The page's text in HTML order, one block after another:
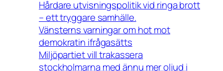
Hårdare utvisningspolitik vid ringa brott
– ett tryggare samhälle.
Vänsterns varningar om hot mot
demokratin ifrågasätts
Miljöpartiet vill trakassera
stockholmarna med ännu mer oljud i